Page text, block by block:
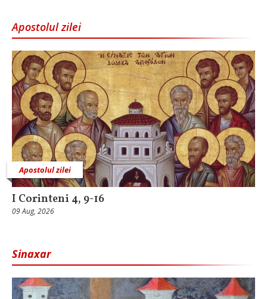
Apostolul zilei
Apostolul zilei
I Corinteni 4, 9-16
09 Aug, 2026
Sinaxar